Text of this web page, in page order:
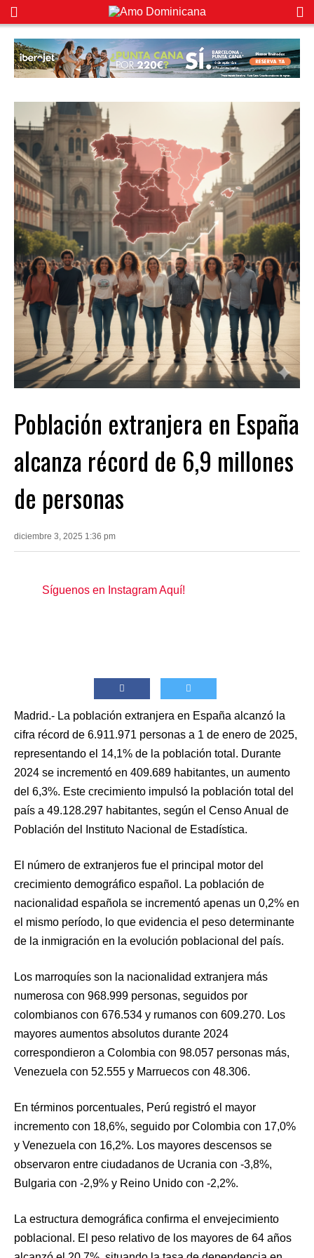
Población extranjera en España
alcanza récord de 6,9 millones
de personas
diciembre 3, 2025 1:36 pm
Síguenos en Instagram Aquí!
Madrid.- La población extranjera en España alcanzó la
cifra récord de 6.911.971 personas a 1 de enero de 2025,
representando el 14,1% de la población total. Durante
2024 se incrementó en 409.689 habitantes, un aumento
del 6,3%. Este crecimiento impulsó la población total del
país a 49.128.297 habitantes, según el Censo Anual de
Población del Instituto Nacional de Estadística.
El número de extranjeros fue el principal motor del
crecimiento demográfico español. La población de
nacionalidad española se incrementó apenas un 0,2% en
el mismo período, lo que evidencia el peso determinante
de la inmigración en la evolución poblacional del país.
Los marroquíes son la nacionalidad extranjera más
numerosa con 968.999 personas, seguidos por
colombianos con 676.534 y rumanos con 609.270. Los
mayores aumentos absolutos durante 2024
correspondieron a Colombia con 98.057 personas más,
Venezuela con 52.555 y Marruecos con 48.306.
En términos porcentuales, Perú registró el mayor
incremento con 18,6%, seguido por Colombia con 17,0%
y Venezuela con 16,2%. Los mayores descensos se
observaron entre ciudadanos de Ucrania con -3,8%,
Bulgaria con -2,9% y Reino Unido con -2,2%.
La estructura demográfica confirma el envejecimiento
poblacional. El peso relativo de los mayores de 64 años